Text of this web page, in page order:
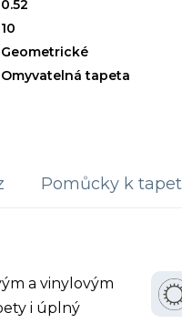
0.52
10
Geometrické
Omyvatelná tapeta
Pomůcky k
a vinylovým
i úplný